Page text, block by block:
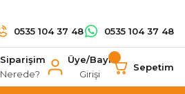
0535 104 37 48 0535 104 37 48
Siparişim
Nerede?
Üye/Bayi
Girişi
Sepetim